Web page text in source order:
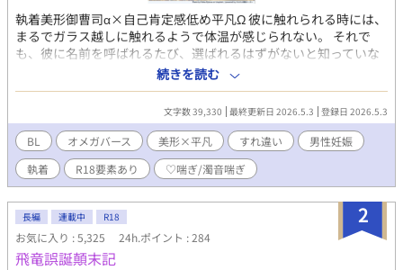
執着美形御曹司α×自己肯定感低め平凡Ω 彼に触れられる時には、
まるでガラス越しに触れるようで体温が感じられない。 それで
も、彼に名前を呼ばれるたび、選ばれるはずがないと知っていな
がら、淡い期待に縋ってしまう自分が世界一醜く思えてしまう。
大好きだった、心から愛していたんだ。 しかし、それは祝福され
ない愛で、 1秒ごとに、好きという想いが痛みに変わる恋《呪
い》だった。 僕の好きな人には将来誓い合った婚約者(Ω)がい
る。好きな人の恋を一番近くで応援しよう。そうすれば、いつか
彼が結婚したとしても、僕は便利な使用人としてずっと傍にいら
れるはずだから。 この関係を壊さないために、完璧な脇役を演じ
ることに決めたのに。 その5日後、僕は彼と番契約をしてしまう
のだった。 ⚠️注意⚠️ ※男性妊娠表現あり(子が出てきます) ※R-18
(♡喘ぎ、濁点喘ぎ、プロローグに無理矢理表現あり) ※この物語
はフィクションです
続きを読む
文字数 39,330 最終更新日 2026.5.3 登録日 2026.5.3
BL オメガバース 美形×平凡 すれ違い
男性妊娠
執着
R18要素あり ♡喘ぎ/濁音喘ぎ
2
長編 連載中 R18
お気に入り : 5,325 24h.ポイント : 284
飛竜誤誕顛末記